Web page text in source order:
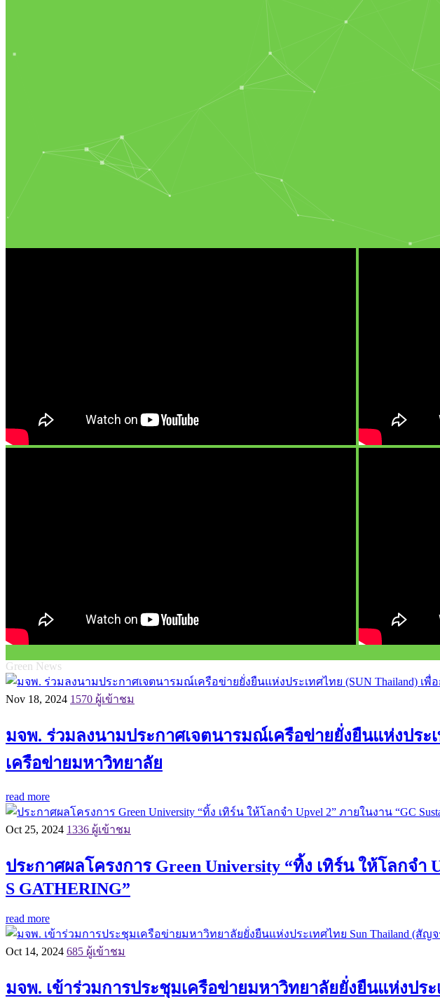
Green News
Nov 18, 2024 1570 ผู้เข้าชม
มจพ. ร่วมลงนามประกาศเจตนารมณ์เครือข่ายยั่งยืนแห่งปร
เครือข่ายมหาวิทยาลัย
read more
Oct 25, 2024 1336 ผู้เข้าชม
ประกาศผลโครงการ Green University “ทิ้ง เทิร์น ให้โลกจำ
S GATHERING”
read more
Oct 14, 2024 685 ผู้เข้าชม
มจพ. เข้าร่วมการประชุมเครือข่ายมหาวิทยาลัยยั่งยืนแห่งปร